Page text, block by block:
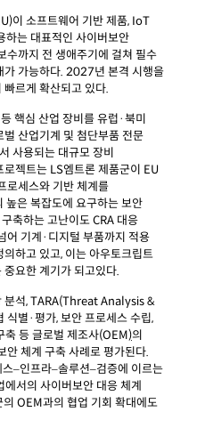
이 소프트웨어 기반 제품, IoT
하는 대표적인 사이버보안
수까지 전 생애주기에 걸쳐 필수
가 가능하다. 2027년 본격 시행을
르게 확산되고 있다.
핵심 산업 장비를 유럽·북미
산업기계 및 첨단부품 전문
사용되는 대규모 장비
젝트는 LS엠트론 제품군이 EU
로세스와 기반 체계를
높은 복잡도에 요구하는 보안
축하는 고난이도 CRA 대응
어 기계·디지털 부품까지 적용
하고 있고, 이는 아우토크립트
요한 계기가 되고있다.
분석, TARA(Threat Analysis &
별·평가, 보안 프로세스 수립,
축 등 글로벌 제조사(OEM)의
안 체계 구축 사례로 평가된다.
–인프라–솔루션–검증에 이르는
서의 사이버보안 대응 체계
OEM과의 협업 기회 확대에도